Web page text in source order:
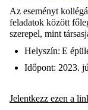
Az eseményt
feladatok között
szerepel, mint
Helyszín: E
Időpont: 2023.
Jelentkezz ezen a